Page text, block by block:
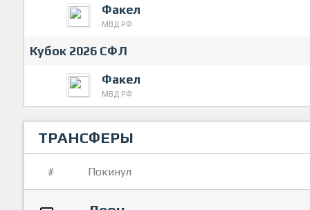
Факел
МВД РФ
Кубок 2026 СФЛ
Факел
МВД РФ
ТРАНСФЕРЫ
# Покинул